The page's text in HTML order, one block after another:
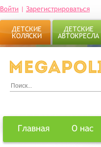
Войти | Зарегистрироваться
ДЕТСКИЕ
КОЛЯСКИ
ДЕТСКИЕ
АВТОКРЕСЛА
Главная О нас